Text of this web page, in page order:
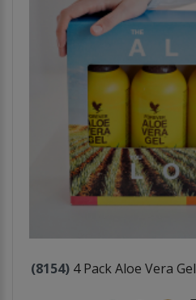
(8154) 4 Pack Aloe Vera Gel